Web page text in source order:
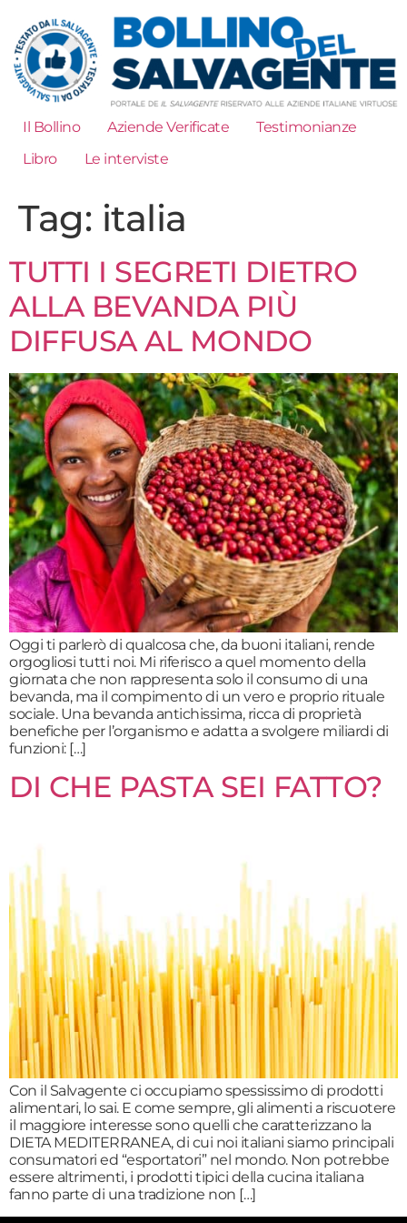
Il Bollino Aziende Verificate
Testimonianze
Libro
Le interviste
Tag: italia
TUTTI I SEGRETI DIETRO
ALLA BEVANDA PIÙ
DIFFUSA AL MONDO
Oggi ti parlerò di qualcosa che, da buoni italiani, rende
orgogliosi tutti noi. Mi riferisco a quel momento della
giornata che non rappresenta solo il consumo di una
bevanda, ma il compimento di un vero e proprio rituale
sociale. Una bevanda antichissima, ricca di proprietà
benefiche per l’organismo e adatta a svolgere miliardi di
funzioni: […]
DI CHE PASTA SEI FATTO?
Con il Salvagente ci occupiamo spessissimo di prodotti
alimentari, lo sai. E come sempre, gli alimenti a riscuotere
il maggiore interesse sono quelli che caratterizzano la
DIETA MEDITERRANEA, di cui noi italiani siamo principali
consumatori ed “esportatori” nel mondo. Non potrebbe
essere altrimenti, i prodotti tipici della cucina italiana
fanno parte di una tradizione non […]